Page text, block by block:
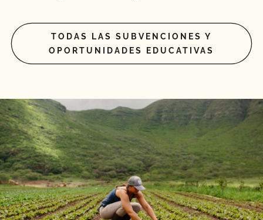
TODAS LAS SUBVENCIONES Y
OPORTUNIDADES EDUCATIVAS